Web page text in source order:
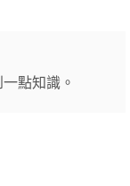
點知識。